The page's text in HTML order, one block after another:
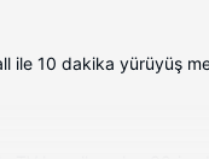
10 dakika yürüyüş